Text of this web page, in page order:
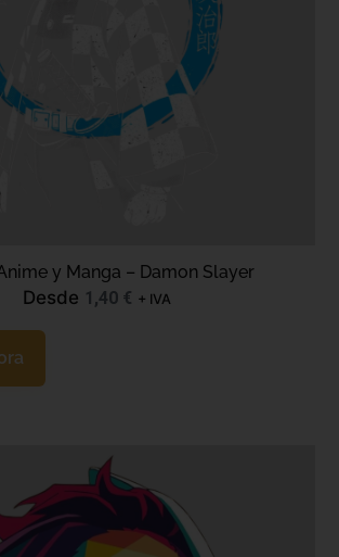
y Manga – Damon Slayer
Desde 1,40 € + IVA